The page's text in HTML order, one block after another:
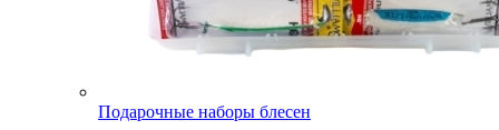
Подарочные наборы блесен